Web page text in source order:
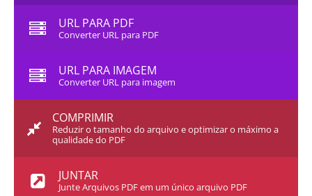
URL PARA PDF
Converter URL para PDF
URL PARA IMAGEM
Converter URL para imagem
COMPRIMIR
Reduzir o tamanho do arquivo e optimizar o máximo a
qualidade do PDF
JUNTAR
Junte Arquivos PDF em um único arquivo PDF